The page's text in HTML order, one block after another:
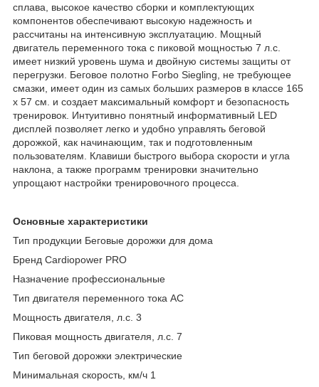
сплава, высокое качество сборки и комплектующих
компонентов обеспечивают высокую надежность и
рассчитаны на интенсивную эксплуатацию. Мощный
двигатель переменного тока с пиковой мощностью 7 л.с.
имеет низкий уровень шума и двойную системы защиты от
перегрузки. Беговое полотно Forbo Siegling, не требующее
смазки, имеет один из самых больших размеров в классе 165
х 57 см. и создает максимальный комфорт и безопасность
тренировок. Интуитивно понятный информативный LED
дисплей позволяет легко и удобно управлять беговой
дорожкой, как начинающим, так и подготовленным
пользователям. Клавиши быстрого выбора скорости и угла
наклона, а также программ тренировки значительно
упрощают настройки тренировочного процесса.
Основные xарактеристики
Тип продукции Беговые дорожки для дома
Бренд Cardiopower PRO
Назначение профессиональные
Тип двигателя переменного тока AC
Мощность двигателя, л.с. 3
Пиковая мощность двигателя, л.с. 7
Тип беговой дорожки электрические
Минимальная скорость, км/ч 1